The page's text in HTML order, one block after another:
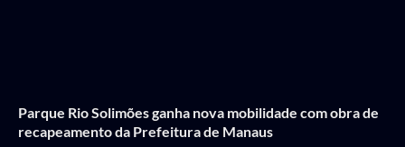
Parque Rio Solimões ganha nova mobilidade com obra de
recapeamento da Prefeitura de Manaus